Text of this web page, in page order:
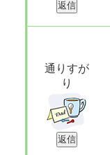
通りすが
り